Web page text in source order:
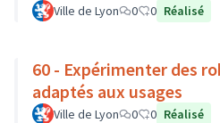
Ville de Lyon 0 0 Réalisé
60 - Expérimenter des
adaptés aux usages
Ville de Lyon 0 0 Réalisé